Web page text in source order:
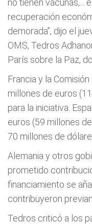
no tienen vacunas,...
recuperación
demorada”, dijo el
OMS, Tedros
París sobre la Paz,
Francia y la
millones de euros
para la iniciativa.
euros (59 millones
70 millones de
Alemania y otros
prometido
financiamiento se
contribuyeron
Tedros criticó a los